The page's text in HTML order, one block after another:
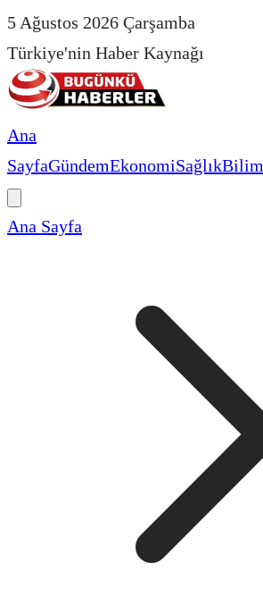
5 Ağustos 2026 Çarşamba
Türkiye'nin Haber Kaynağı
Ana
SayfaGündemEkonomiSağlıkBilim
Ana Sayfa